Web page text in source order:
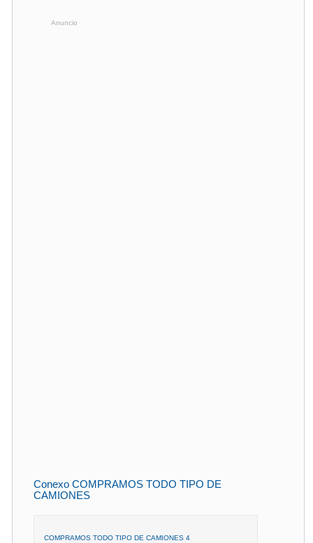
Anuncio
Conexo COMPRAMOS TODO TIPO DE
CAMIONES
COMPRAMOS TODO TIPO DE CAMIONES 4